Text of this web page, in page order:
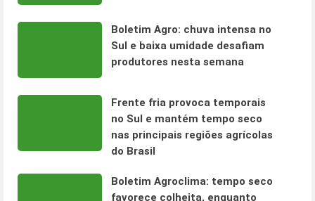
Boletim Agro: chuva intensa no
Sul e baixa umidade desafiam
produtores nesta semana
Frente fria provoca temporais
no Sul e mantém tempo seco
nas principais regiões agrícolas
do Brasil
Boletim Agroclima: tempo seco
favorece colheita, enquanto